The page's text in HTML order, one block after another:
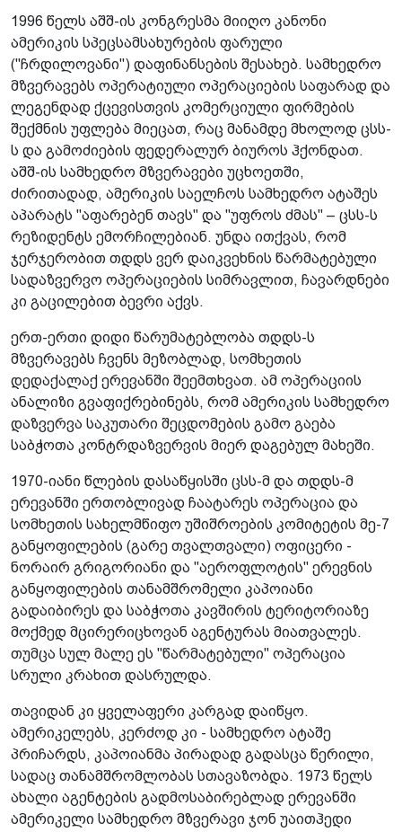
1996 წელს აშშ-ის კონგრესმა მიიღო კანონი
ამერიკის სპეცსამსახურების ფარული
("ჩრდილოვანი") დაფინანსების შესახებ. სამხედრო
მზვერავებს ოპერატიული ოპერაციების საფარად და
ლეგენდად ქცევისთვის კომერციული ფირმების
შექმნის უფლება მიეცათ, რაც მანამდე მხოლოდ ცსს-
ს და გამოძიების ფედერალურ ბიუროს ჰქონდათ.
აშშ-ის სამხედრო მზვერავები უცხოეთში,
ძირითადად, ამერიკის საელჩოს სამხედრო ატაშეს
აპარატს "აფარებენ თავს" და "უფროს ძმას" – ცსს-ს
რეზიდენტს ემორჩილებიან. უნდა ითქვას, რომ
ჯერჯერობით თდდს ვერ დაიკვეხნის წარმატებული
სადაზვერვო ოპერაციების სიმრავლით, ჩავარდნები
კი გაცილებით ბევრი აქვს.
ერთ-ერთი დიდი წარუმატებლობა თდდს-ს
მზვერავებს ჩვენს მეზობლად, სომხეთის
დედაქალაქ ერევანში შეემთხვათ. ამ ოპერაციის
ანალიზი გვაფიქრებინებს, რომ ამერიკის სამხედრო
დაზვერვა საკუთარი შეცდომების გამო გაება
საბჭოთა კონტრდაზვერვის მიერ დაგებულ მახეში.
1970-იანი წლების დასაწყისში ცსს-მ და თდდს-მ
ერევანში ერთობლივად ჩაატარეს ოპერაცია და
სომხეთის სახელმწიფო უშიშროების კომიტეტის მე-7
განყოფილების (გარე თვალთვალი) ოფიცერი -
ნორაირ გრიგორიანი და "აეროფლოტის" ერევნის
განყოფილების თანამშრომელი კაპოიანი
გადაიბირეს და საბჭოთა კავშირის ტერიტორიაზე
მოქმედ მცირერიცხოვან აგენტურას მიათვალეს.
თუმცა სულ მალე ეს "წარმატებული" ოპერაცია
სრული კრახით დასრულდა.
თავიდან კი ყველაფერი კარგად დაიწყო.
ამერიკელებს, კერძოდ კი - სამხედრო ატაშე
პრიჩარდს, კაპოიანმა პირადად გადასცა წერილი,
სადაც თანამშრომლობას სთავაზობდა. 1973 წელს
ახალი აგენტების გადმოსაბირებლად ერევანში
ამერიკელი სამხედრო მზვერავი ჯონ უაითჰედი